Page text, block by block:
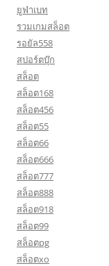
ยูฟ่าเบท
รวมเกมสล็อต
รอยัล558
สปอร์ตบุ๊ก
สล็อต
สล็อต168
สล็อต456
สล็อต55
สล็อต66
สล็อต666
สล็อต777
สล็อต888
สล็อต918
สล็อต99
สล็อตpg
สล็อตxo